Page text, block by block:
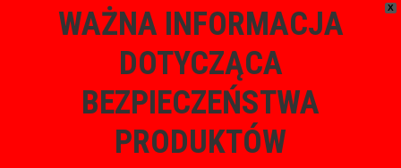
X
WAŻNA INFORMACJA
DOTYCZĄCA
BEZPIECZEŃSTWA
PRODUKTÓW